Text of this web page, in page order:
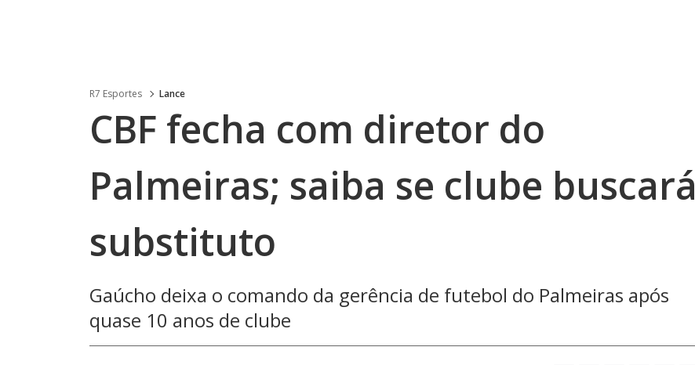
R7 Esportes Lance
CBF fecha com diretor do
Palmeiras; saiba se clube buscará
substituto
Gaúcho deixa o comando da gerência de futebol do Palmeiras após
quase 10 anos de clube